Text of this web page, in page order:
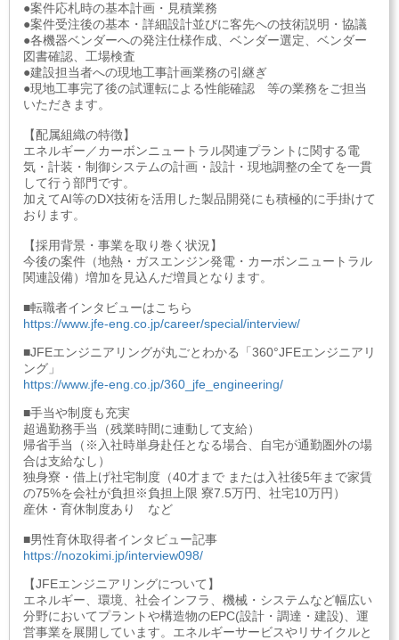
●案件応札時の基本計画・見積業務
●案件受注後の基本・詳細設計並びに客先への技術説明・協議
●各機器ベンダーへの発注仕様作成、ベンダー選定、ベンダー
図書確認、工場検査
●建設担当者への現地工事計画業務の引継ぎ
●現地工事完了後の試運転による性能確認 等の業務をご担当
いただきます。
【配属組織の特徴】
エネルギー／カーボンニュートラル関連プラントに関する電
気・計装・制御システムの計画・設計・現地調整の全てを一貫
して行う部門です。
加えてAI等のDX技術を活用した製品開発にも積極的に手掛けて
おります。
【採用背景・事業を取り巻く状況】
今後の案件（地熱・ガスエンジン発電・カーボンニュートラル
関連設備）増加を見込んだ増員となります。
■転職者インタビューはこちら
https://www.jfe-eng.co.jp/career/special/interview/
■JFEエンジニアリングが丸ごとわかる「360°JFEエンジニアリ
ング」
https://www.jfe-eng.co.jp/360_jfe_engineering/
■手当や制度も充実
超過勤務手当（残業時間に連動して支給）
帰省手当（※入社時単身赴任となる場合、自宅が通勤圏外の場
合は支給なし）
独身寮・借上げ社宅制度（40才まで または入社後5年まで家賃
の75%を会社が負担※負担上限 寮7.5万円、社宅10万円）
産休・育休制度あり など
■男性育休取得者インタビュー記事
https://nozokimi.jp/interview098/
【JFEエンジニアリングについて】
エネルギー、環境、社会インフラ、機械・システムなど幅広い
分野においてプラントや構造物のEPC(設計・調達・建設)、運
営事業を展開しています。エネルギーサービスやリサイクルと